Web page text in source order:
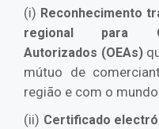
(i) Reconhecimento
regional para
Autorizados (OEAs)
mútuo de
região e com o
(ii) Certificado